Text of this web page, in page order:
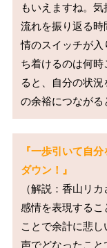
もいえますね。
流れを振り返る
情のスイッチが
ち着けるのは何
ると、自分の状
『一歩引いて自
ダウン！』
（解説：香山リカ
感情を表現するこ
ことで余計に悲
声でどなったこと